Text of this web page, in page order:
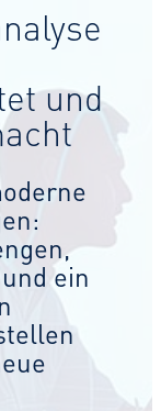
und
ein